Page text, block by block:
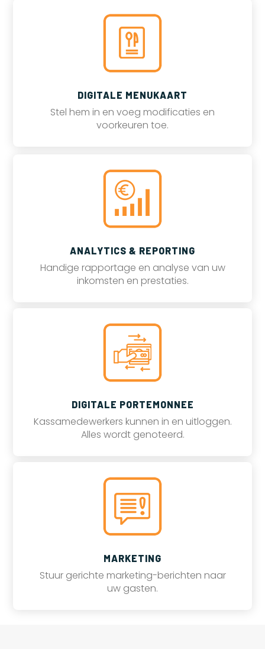
DIGITALE MENUKAART
Stel hem in en voeg modificaties en
voorkeuren toe.
ANALYTICS & REPORTING
Handige rapportage en analyse van uw
inkomsten en prestaties.
DIGITALE PORTEMONNEE
Kassamedewerkers kunnen in en uitloggen.
Alles wordt genoteerd.
MARKETING
Stuur gerichte marketing-berichten naar
uw gasten.